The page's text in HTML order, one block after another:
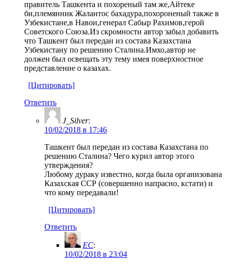
правитель Ташкента и похореный там же,Айтеке
би,племянник Жалантос бахадура,похороненый также в
Узбекистане,в Навои,генерал Сабыр Рахимов,герой
Советского Союза.Из скромности автор забыл добавить
что Ташкент был передан из состава Казахстана
Узбекистану по решению Сталина.Имхо,автор не
должен был освещать эту тему имея поверхностное
представление о казахах.
[Цитировать]
Ответить
J_Silver:
10/02/2018 в 17:46
Ташкент был передан из состава Казахстана по
решению Сталина? Чего курил автор этого
утверждения?
Любому дураку известно, когда была организована
Казахская ССР (совершенно напрасно, кстати) и
что кому передавали!
[Цитировать]
Ответить
EC:
10/02/2018 в 23:04